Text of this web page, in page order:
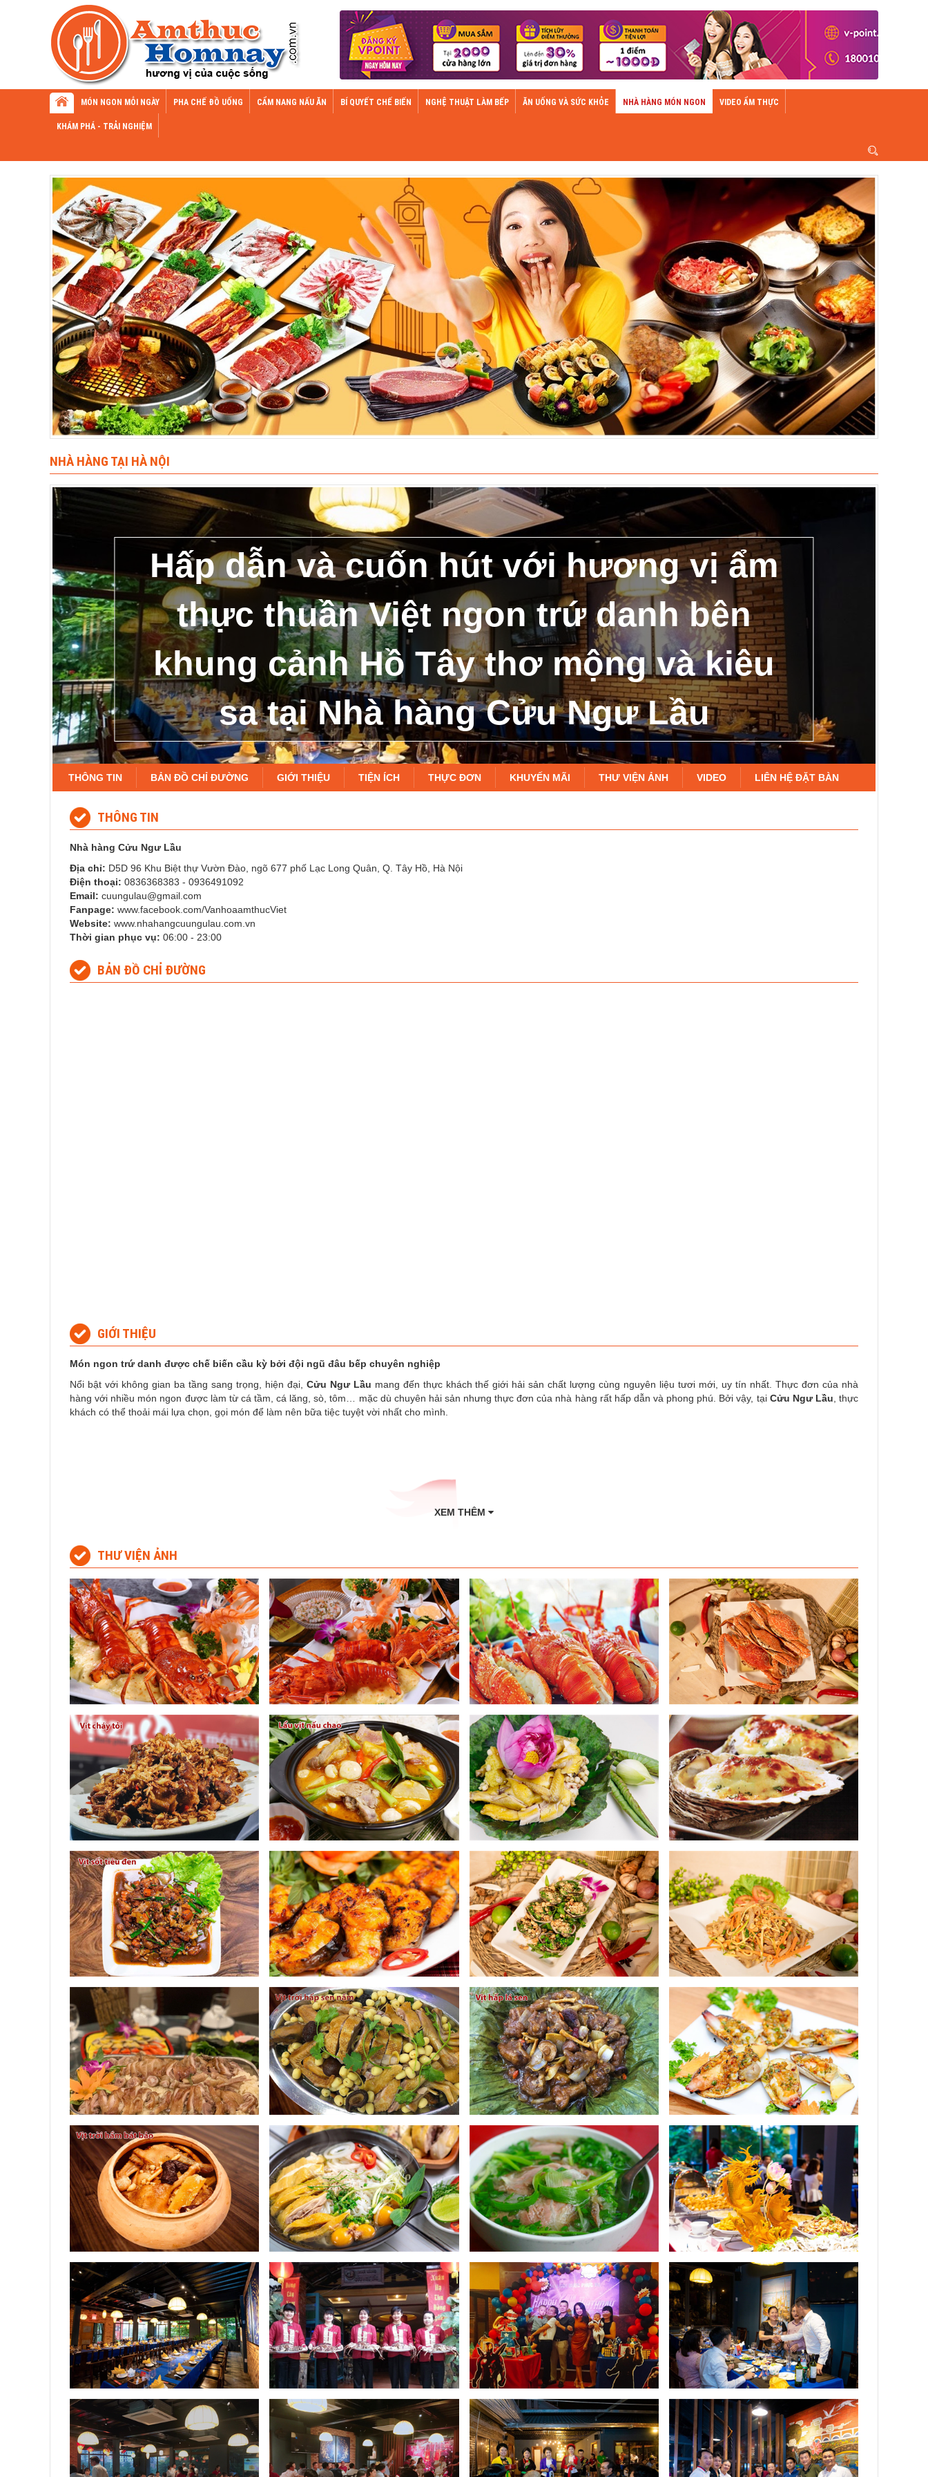
MÓN NGON MỖI NGÀY PHA CHẾ ĐỒ UỐNG CẨM NANG NẤU ĂN BÍ QUYẾT CHẾ BIẾN NGHỆ THUẬT LÀM BẾP ĂN UỐNG VÀ SỨC KHỎE NHÀ HÀNG MÓN NGON VIDEO ẨM THỰC
KHÁM PHÁ - TRẢI NGHIỆM
NHÀ HÀNG TẠI HÀ NỘI
Hấp dẫn và cuốn hút với hương vị ẩm
thực thuần Việt ngon trứ danh bên
khung cảnh Hồ Tây thơ mộng và kiêu
sa tại Nhà hàng Cửu Ngư Lầu
THÔNG TIN BẢN ĐỒ CHỈ ĐƯỜNG GIỚI THIỆU TIỆN ÍCH THỰC ĐƠN KHUYẾN MÃI THƯ VIỆN ẢNH VIDEO LIÊN HỆ ĐẶT BÀN
THÔNG TIN
Nhà hàng Cửu Ngư Lầu
Địa chỉ: D5D 96 Khu Biệt thự Vườn Đào, ngõ 677 phố Lạc Long Quân, Q. Tây Hồ, Hà Nội
Điện thoại: 0836368383 - 0936491092
Email: cuungulau@gmail.com
Fanpage: www.facebook.com/VanhoaamthucViet
Website: www.nhahangcuungulau.com.vn
Thời gian phục vụ: 06:00 - 23:00
BẢN ĐỒ CHỈ ĐƯỜNG
GIỚI THIỆU
Món ngon trứ danh được chế biến cầu kỳ bởi đội ngũ đâu bếp chuyên nghiệp
Nổi bật với không gian ba tầng sang trọng, hiện đại, Cửu Ngư Lầu mang đến thực khách thế giới hải sản chất lượng cùng nguyên liệu tươi mới, uy tín nhất. Thực đơn của nhà
hàng với nhiều món ngon được làm từ cá tầm, cá lăng, sò, tôm… mặc dù chuyên hải sản nhưng thực đơn của nhà hàng rất hấp dẫn và phong phú. Bởi vậy, tại Cửu Ngư Lầu , thực
khách có thể thoải mái lựa chọn, gọi món để làm nên bữa tiệc tuyệt vời nhất cho mình.
Để làm nên những món ngon trứ danh phục vụ thực khách, nguyên liệu thực phẩm đầu vào luôn là khâu quan trọng nhất với sự tuyển chọn kỹ lưỡng và khắt khe của đội ngũ quản
lý và đầu bếp chuyên nghiệp của nhà hàng với tiêu chí bắt buộc: đảm bảo rất cao cả về chất lượng cũng như nguồn gốc xuất xứ. Thêm nữa, đến vớiCửu Ngư Lầu , thực khách sẽ
được tận mắt chiêm ngưỡng nguồn hải sản tươi rói, bơi lượn rất khỏe trong bể chứa để thỏa thích lựa chọn, sau đó yêu cầu nhà hàng chế biến và thưởng thức tại chỗ.
XEM THÊM
THƯ VIỆN ẢNH